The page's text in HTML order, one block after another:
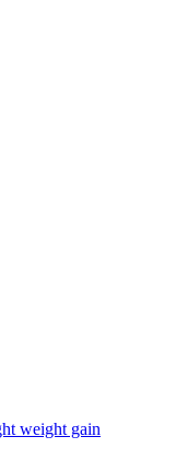
weight gain